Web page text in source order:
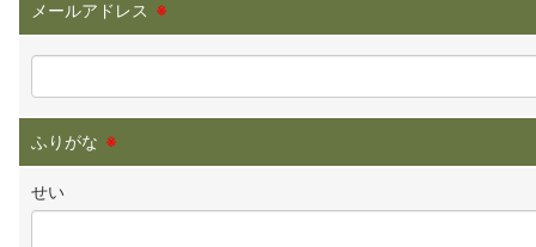
メールアドレス ※
ふりがな ※
せい